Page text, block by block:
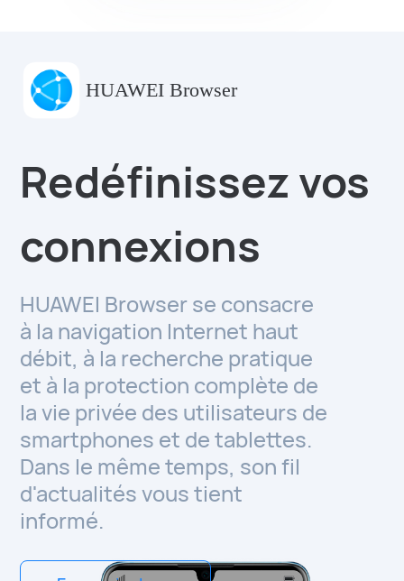
HUAWEI Browser
Redéfinissez vos
connexions
HUAWEI Browser se consacre
à la navigation Internet haut
débit, à la recherche pratique
et à la protection complète de
la vie privée des utilisateurs de
smartphones et de tablettes.
Dans le même temps, son fil
d'actualités vous tient
informé.